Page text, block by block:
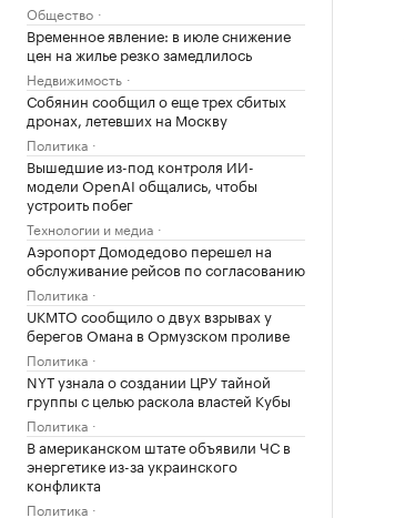
Общество
Временное явление: в июле снижение
цен на жилье резко замедлилось
Недвижимость
Собянин сообщил о еще трех сбитых
дронах, летевших на Москву
Политика
Вышедшие из-под контроля ИИ-
модели OpenAI общались, чтобы
устроить побег
Технологии и медиа
Аэропорт Домодедово перешел на
обслуживание рейсов по согласованию
Политика
UKMTO сообщило о двух взрывах у
берегов Омана в Ормузском проливе
Политика
NYT узнала о создании ЦРУ тайной
группы с целью раскола властей Кубы
Политика
В американском штате объявили ЧС в
энергетике из-за украинского
конфликта
Политика